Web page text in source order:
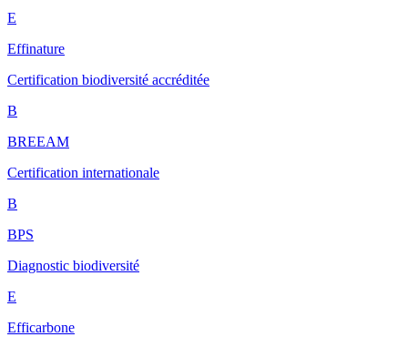
E
Effinature
Certification biodiversité accréditée
B
BREEAM
Certification internationale
B
BPS
Diagnostic biodiversité
E
Efficarbone